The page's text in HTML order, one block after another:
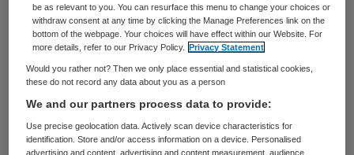
In de ‘COVID-box’ zit een digitale
thermometer, een bloeddrukmeter en een
zuurstofsaturatiemeter. Patiënten kunnen
daar zelf hun waarden mee opmeten en die
dagelijks doorgeven tijdens een
be as relevant to you. You can resurface this menu to change your choices or
withdraw consent at any time by clicking the Manage Preferences link on the
bottom of the webpage. Your choices will have effect within our Website. For
more details, refer to our Privacy Policy.
Privacy Statement
Would you rather not? Then we only place essential and statistical cookies,
these do not record any data about you as a person
We and our partners process data to provide:
Use precise geolocation data. Actively scan device characteristics for
identification. Store and/or access information on a device. Personalised
advertising and content, advertising and content measurement, audience